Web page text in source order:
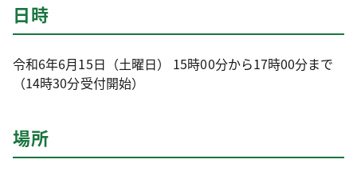
日時
令和6年6月15日（土曜日） 15時00分から17時00分まで
（14時30分受付開始）
場所